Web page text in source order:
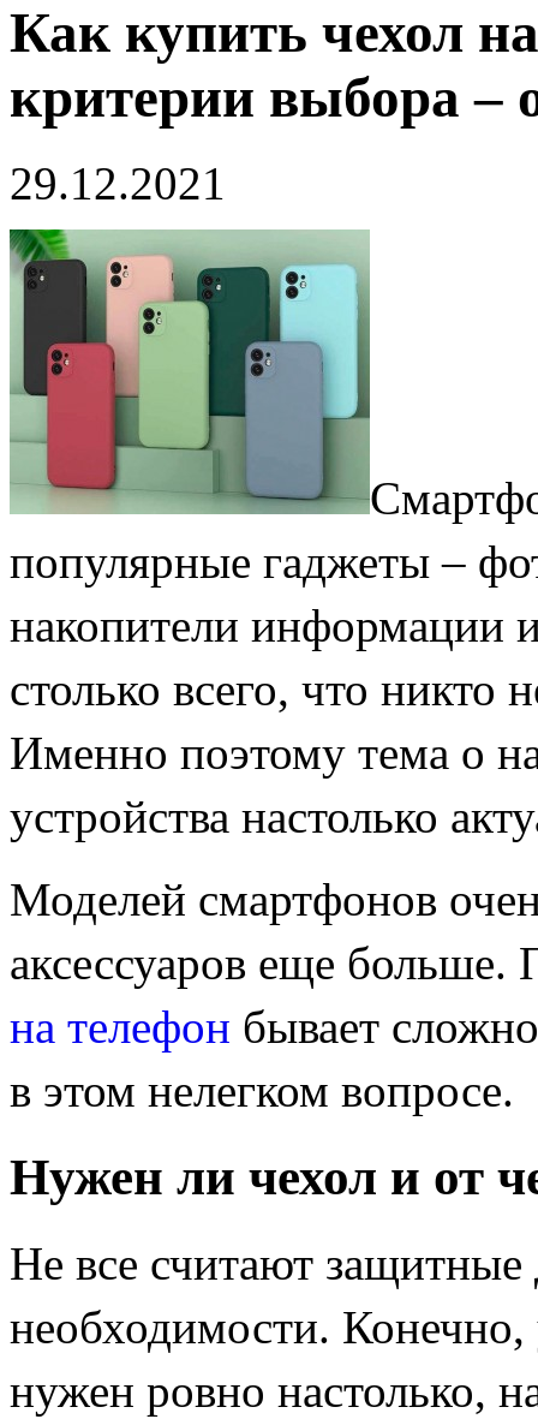
Как купить чехол
критерии выбора –
29.12.2021
популярные гаджеты –
накопители информации
столько всего, что никто
Именно поэтому тема о
устройства настолько
Моделей смартфонов
аксессуаров еще
на телефон бывает
в этом нелегком вопросе.
Нужен ли чехол и от
Не все считают
необходимости. Конечно,
нужен ровно настолько,